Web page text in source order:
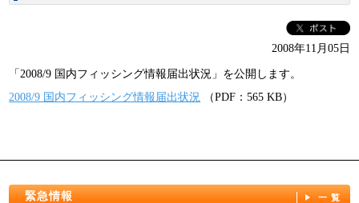
イベント
月次報告書
フィッシングの報告
マンガでわかるフィッシング詐欺対策 5ヶ条
STOP. THINK. CONNECT.
運営委員紹介
WG活動
パンフレット
2008年11月05日
「2008/9 国内フィッシング情報届出状況」を公開します。
2008/9 国内フィッシング情報届出状況
（PDF：565 KB）
緊急情報 一覧